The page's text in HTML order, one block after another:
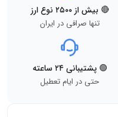
🔴 بیش از ۲۵۰۰ نوع ارز
تنها صرافی در ایران
🟢 پشتیبانی ۲۴ ساعته
حتی در ایام تعطیل